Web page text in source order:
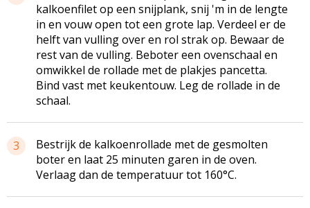
kalkoenfilet op een snijplank, snij 'm in de lengte
in en vouw open tot een grote lap. Verdeel er de
helft van vulling over en rol strak op. Bewaar de
rest van de vulling. Bebotereen ovenschaal en
omwikkel de rollade met de plakjes pancetta.
Bind vast met keukentouw. Leg de rollade in de
schaal.
3 Bestrijk de kalkoenrollade met de gesmolten
boter en laat 25 minuten garen in de oven.
Verlaag dan de temperatuur tot 160°C.